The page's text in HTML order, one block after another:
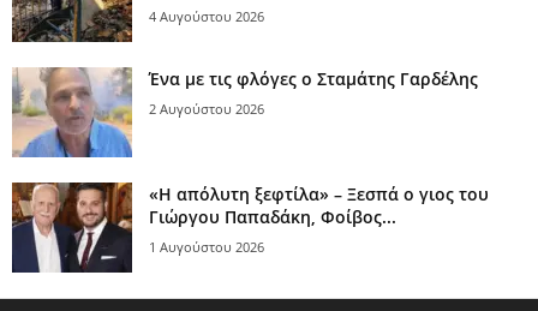
4 Αυγούστου 2026
Ένα με τις φλόγες ο Σταμάτης Γαρδέλης
2 Αυγούστου 2026
«Η απόλυτη ξεφτίλα» – Ξεσπά ο γιος του
Γιώργου Παπαδάκη, Φοίβος...
1 Αυγούστου 2026